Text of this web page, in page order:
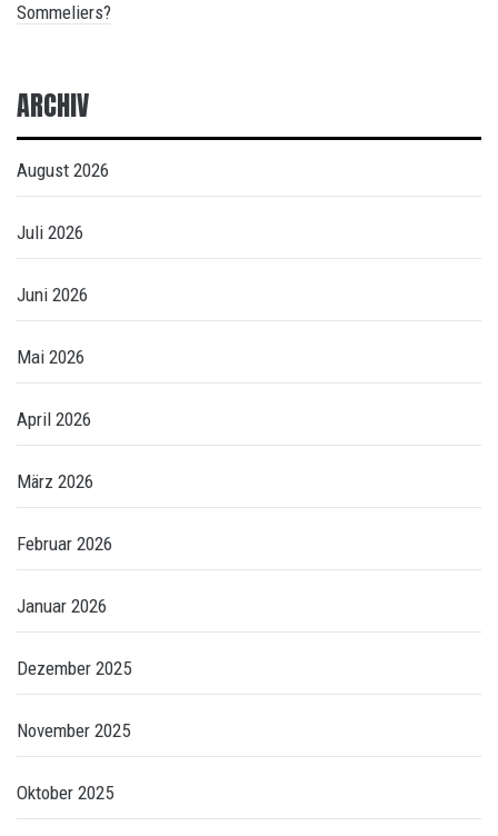
Sommeliers?
ARCHIV
August 2026
Juli 2026
Juni 2026
Mai 2026
April 2026
März 2026
Februar 2026
Januar 2026
Dezember 2025
November 2025
Oktober 2025